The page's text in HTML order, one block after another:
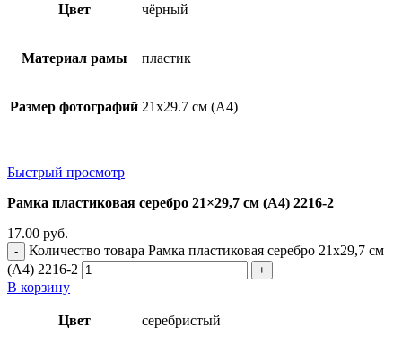
Цвет чёрный
Материал рамы пластик
Размер фотографий 21х29.7 см (А4)
Быстрый просмотр
Рамка пластиковая серебро 21×29,7 см (А4) 2216-2
17.00 руб.
Количество товара Рамка пластиковая серебро 21x29,7 см
(А4) 2216-2
В корзину
Цвет серебристый